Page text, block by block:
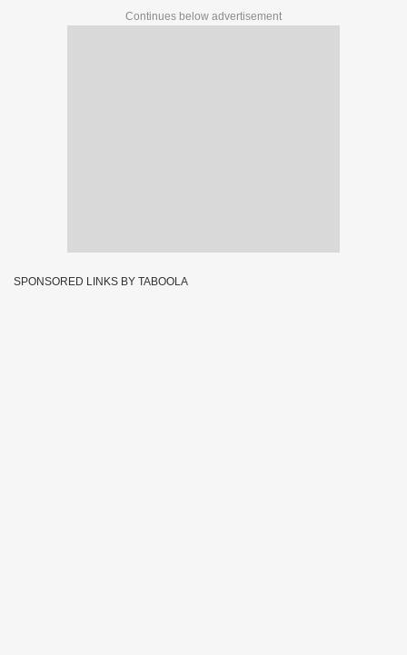
Continues below advertisement
SPONSORED LINKS BY TABOOLA